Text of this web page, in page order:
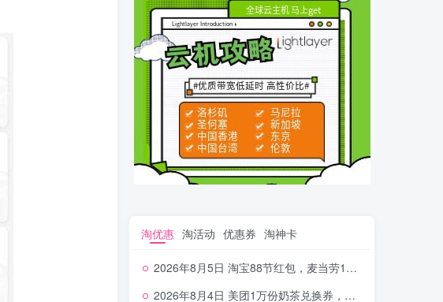
淘优惠 淘活动 优惠券 淘神卡
2026年8月5日 淘宝88节红包，麦当劳150万份柠檬水，三万份瑞幸免单，霸王9万份0.01券等
2026年8月4日 美团1万份奶茶兑换券，农行5E卡，中行支付超给利，美团领18个冰激凌，小米每天领2-6元等等